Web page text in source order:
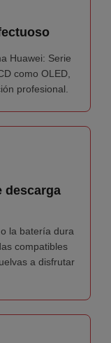
Huawei: Serie
como OLED,
profesional.
descarga
la batería dura
compatibles
a disfrutar